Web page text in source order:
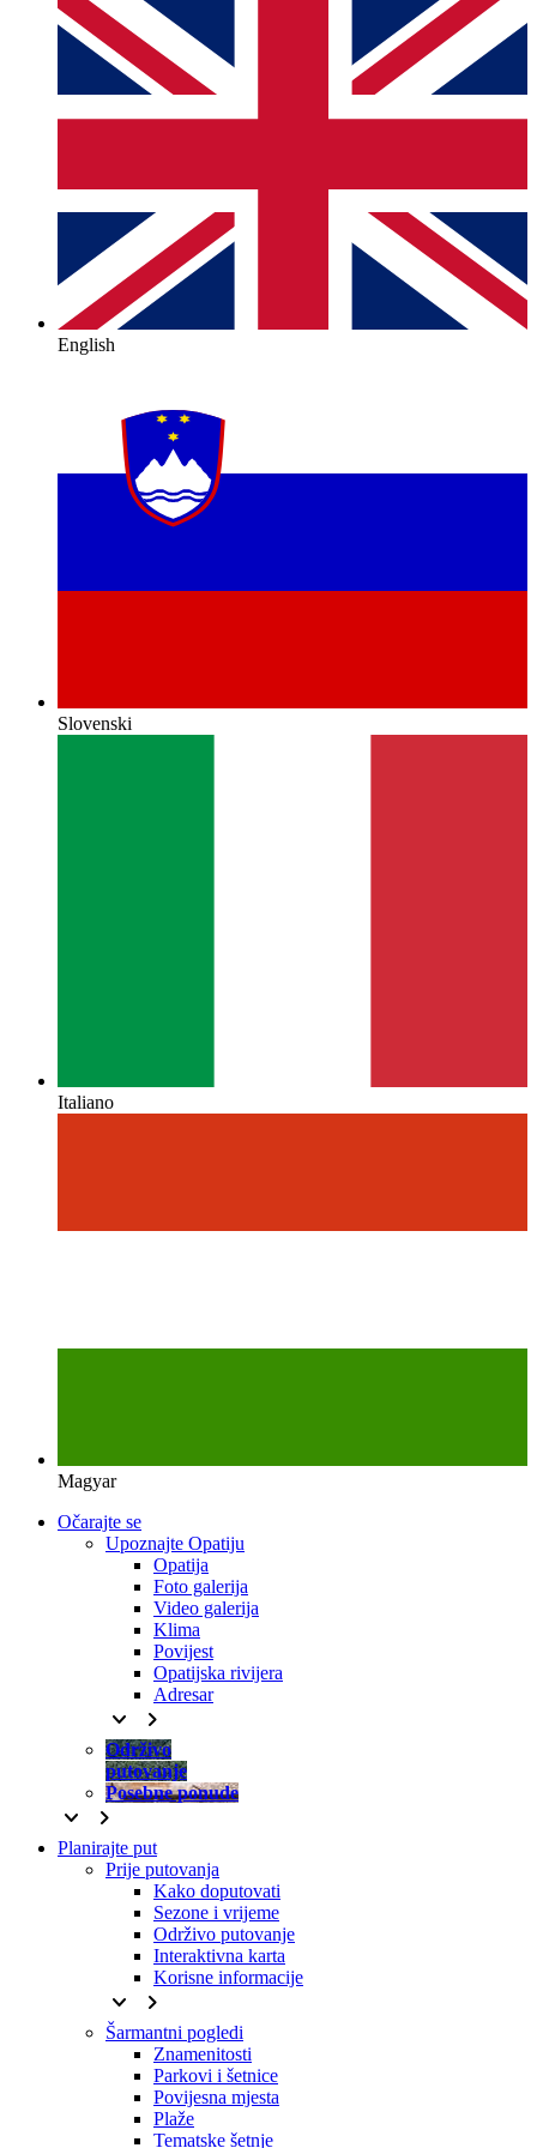
English
Slovenski
Italiano
Magyar
Očarajte se
Upoznajte Opatiju
Opatija
Foto galerija
Video galerija
Klima
Povijest
Opatijska rivijera
Adresar
keyboard_arrow_down keyboard_arrow_right
Održivo
putovanje
Posebne ponude
keyboard_arrow_down keyboard_arrow_right
Planirajte put
Prije putovanja
Kako doputovati
Sezone i vrijeme
Održivo putovanje
Interaktivna karta
Korisne informacije
keyboard_arrow_down keyboard_arrow_right
Šarmantni pogledi
Znamenitosti
Parkovi i šetnice
Povijesna mjesta
Plaže
Tematske šetnje